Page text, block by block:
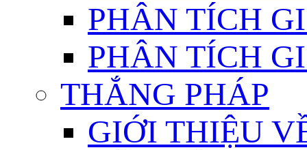
PHÂN TÍCH
PHÂN TÍCH
THẮNG PHÁP
GIỚI THIỆU